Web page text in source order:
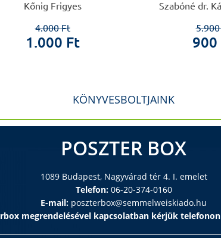
Kőnig Frigyes
4.000 Ft
1.000 Ft
Szabóné dr.
900
KÖNYVESBOLTJAINK
POSZTER BOX
1089 Budapest, Nagyvárad tér 4. I. emelet
Telefon:06-20-374-0160
E-mail: poszterbox@semmelweiskiado.hu
megrendelésével kapcsolatban kérjük